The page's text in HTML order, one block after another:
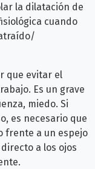
la dilatación de
cuando
que evitar el
Es un grave
miedo. Si
es necesario que
frente a un espejo
a los ojos